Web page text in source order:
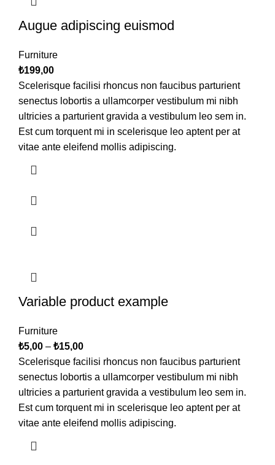
Augue adipiscing euismod
Furniture
₺199,00
Scelerisque facilisi rhoncus non faucibus parturient
senectus lobortis a ullamcorper vestibulum mi nibh
ultricies a parturient gravida a vestibulum leo sem in.
Est cum torquent mi in scelerisque leo aptent per at
vitae ante eleifend mollis adipiscing.
Variable product example
Furniture
₺5,00 – ₺15,00
Scelerisque facilisi rhoncus non faucibus parturient
senectus lobortis a ullamcorper vestibulum mi nibh
ultricies a parturient gravida a vestibulum leo sem in.
Est cum torquent mi in scelerisque leo aptent per at
vitae ante eleifend mollis adipiscing.